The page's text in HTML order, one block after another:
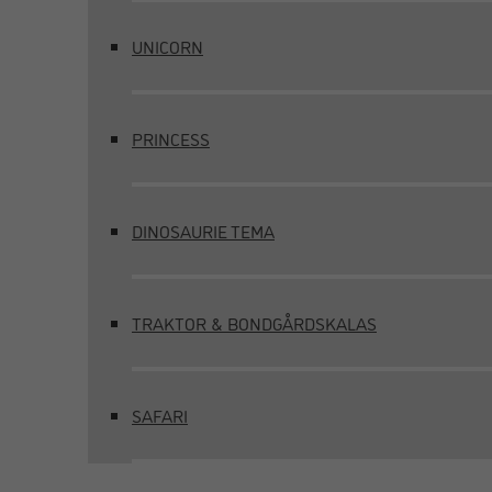
UNICORN
PRINCESS
DINOSAURIE TEMA
TRAKTOR & BONDGÅRDSKALAS
SAFARI